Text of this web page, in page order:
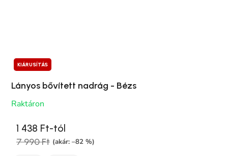
KIÁRUSÍTÁS
Lányos bővített nadrág - Bézs
Raktáron
1 438 Ft-tól
7 990 Ft (akár: –82 %)